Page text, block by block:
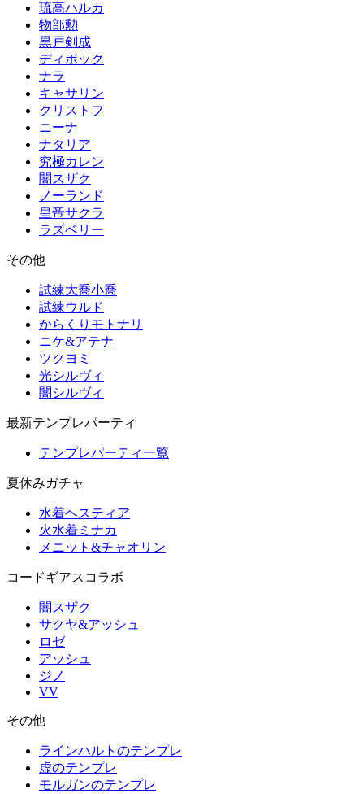
琉高ハルカ
物部勲
黒戸剣成
ディボック
ナラ
キャサリン
クリストフ
ニーナ
ナタリア
究極カレン
闇スザク
ノーランド
皇帝サクラ
ラズベリー
その他
試練大喬小喬
試練ウルド
からくりモトナリ
ニケ&アテナ
ツクヨミ
光シルヴィ
闇シルヴィ
最新テンプレパーティ
テンプレパーティ一覧
夏休みガチャ
水着ヘスティア
火水着ミナカ
メニット&チャオリン
コードギアスコラボ
闇スザク
サクヤ&アッシュ
ロゼ
アッシュ
ジノ
VV
その他
ラインハルトのテンプレ
虚のテンプレ
モルガンのテンプレ